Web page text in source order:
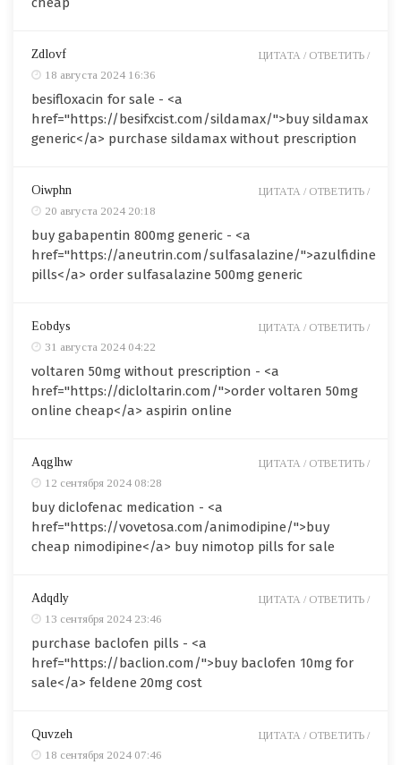
Zdlovf
18 августа 2024 16:36
besifloxacin for sale - <a
href="https://besifxcist.com/sildamax/">buy sildamax
generic</a> purchase sildamax without prescription
ЦИТАТА / ОТВЕТИТЬ /
Oiwphn
20 августа 2024 20:18
buy gabapentin 800mg generic - <a
href="https://aneutrin.com/sulfasalazine/">azulfidine
pills</a> order sulfasalazine 500mg generic
ЦИТАТА / ОТВЕТИТЬ /
Eobdys
31 августа 2024 04:22
voltaren 50mg without prescription - <a
href="https://dicloltarin.com/">order voltaren 50mg
online cheap</a> aspirin online
ЦИТАТА / ОТВЕТИТЬ /
Aqglhw
12 сентября 2024 08:28
buy diclofenac medication - <a
href="https://vovetosa.com/animodipine/">buy
cheap nimodipine</a> buy nimotop pills for sale
ЦИТАТА / ОТВЕТИТЬ /
Adqdly
13 сентября 2024 23:46
purchase baclofen pills - <a
href="https://baclion.com/">buy baclofen 10mg for
sale</a> feldene 20mg cost
ЦИТАТА / ОТВЕТИТЬ /
Quvzeh
18 сентября 2024 07:46
ЦИТАТА / ОТВЕТИТЬ /